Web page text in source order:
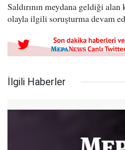
Saldırının meydana geldiği alan
olayla ilgili soruşturma devam
İlgili Haberler